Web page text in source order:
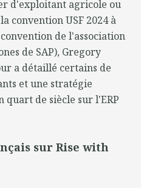
d'exploitant agricole ou
convention USF 2024 à
de l'association
de SAP), Gregory
a détaillé certains de
et une stratégie
de siècle sur l'ERP
sur Rise with